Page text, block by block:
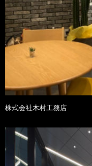
株式会社木村工務店